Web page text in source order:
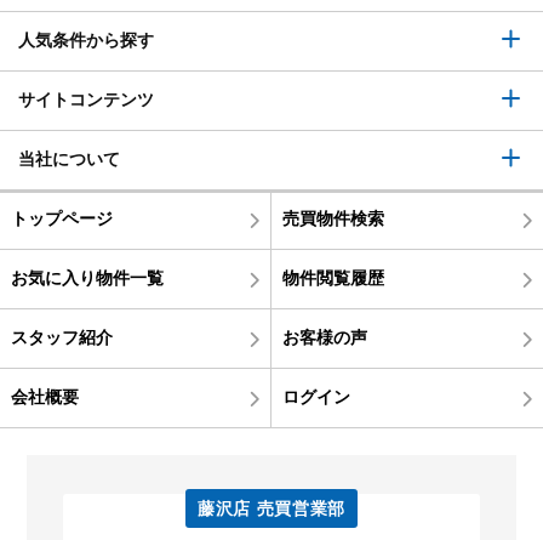
人気条件から探す
サイトコンテンツ
当社について
トップページ 売買物件検索
お気に入り物件一覧 物件閲覧履歴
スタッフ紹介 お客様の声
会社概要 ログイン
藤沢店 売買営業部